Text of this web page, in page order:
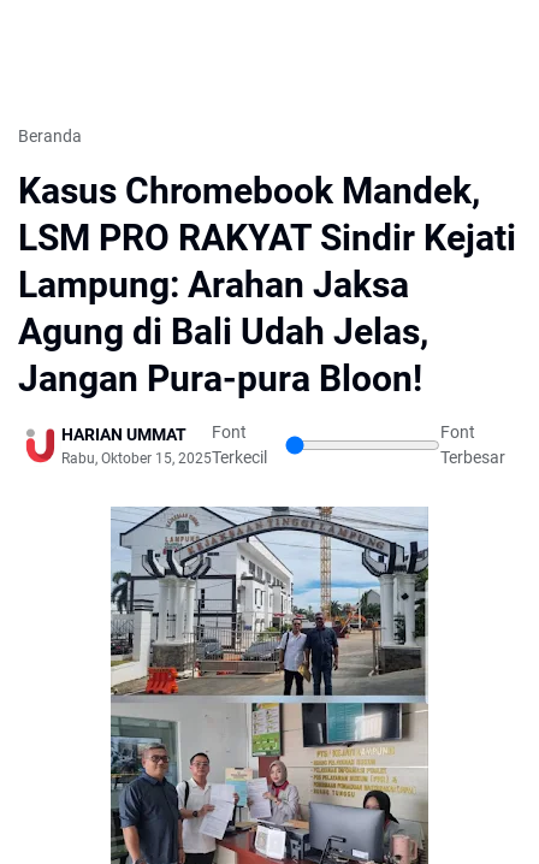
Beranda
Kasus Chromebook Mandek,
LSM PRO RAKYAT Sindir Kejati
Lampung: Arahan Jaksa
Agung di Bali Udah Jelas,
Jangan Pura-pura Bloon!
HARIAN UMMAT
Rabu, Oktober 15, 2025
Font
Terkecil
Font
Terbesar